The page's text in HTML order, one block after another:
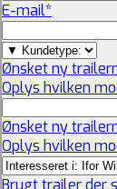
E-mail*
Ønsket ny
Oplys hvilken
Ønsket ny
Oplys hvilken
Brugt trailer der